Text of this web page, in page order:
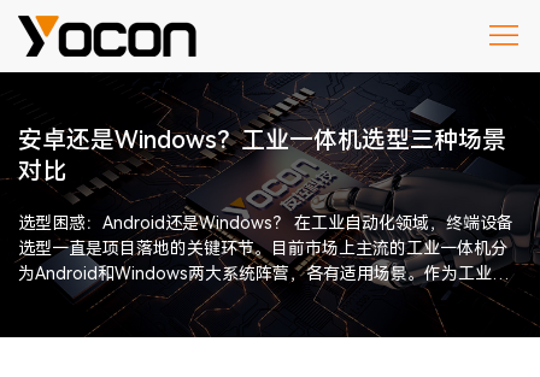
安卓还是Windows？工业一体机选型三种场景
对比
选型困惑：Android还是Windows？ 在工业自动化领域，终端设备
选型一直是项目落地的关键环节。目前市场上主流的工业一体机分
为Android和Windows两大系统阵营，各有适用场景。作为工业级